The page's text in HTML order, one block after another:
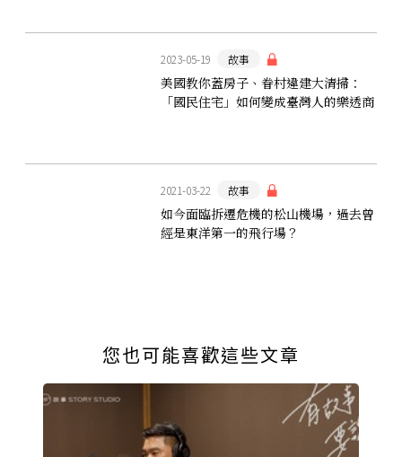
2023-05-19 故事
美國教你蓋房子、眷村違建大清掃：
「國民住宅」如何變成臺灣人的樂透商
2021-03-22 故事
如今面臨拆遷危機的松山機場，過去曾
經是東洋第一的飛行場？
您也可能喜歡這些文章